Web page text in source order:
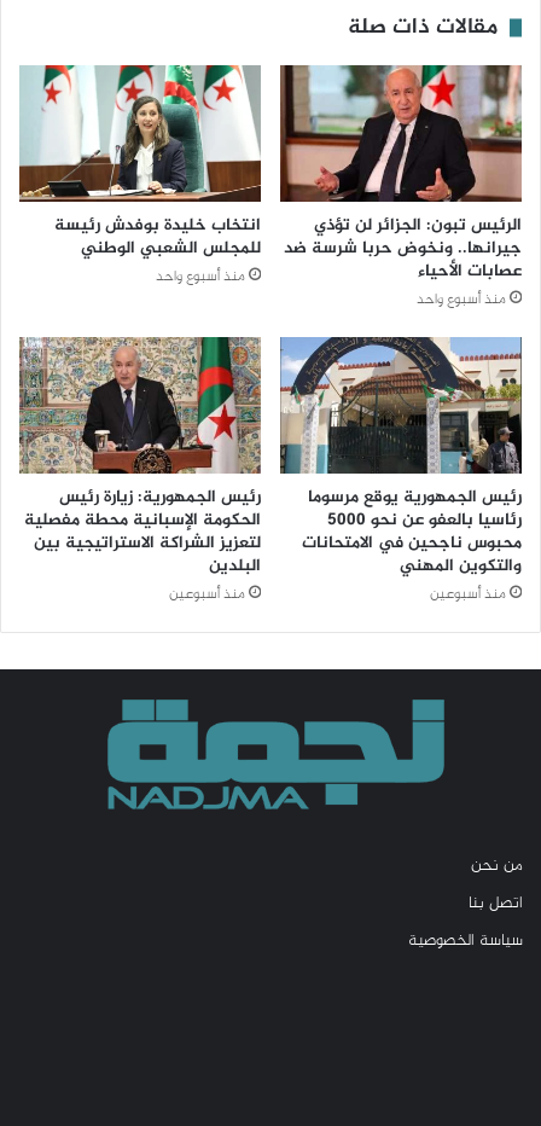
مقالات ذات صلة
الرئيس تبون: الجزائر لن تؤذي
جيرانها.. ونخوض حربا شرسة ضد
عصابات الأحياء
منذ أسبوع واحد
انتخاب خليدة بوفدش رئيسة
للمجلس الشعبي الوطني
منذ أسبوع واحد
رئيس الجمهورية يوقع مرسوما
رئاسيا بالعفو عن نحو 5000
محبوس ناجحين في الامتحانات
والتكوين المهني
منذ أسبوعين
رئيس الجمهورية: زيارة رئيس
الحكومة الإسبانية محطة مفصلية
لتعزيز الشراكة الاستراتيجية بين
البلدين
منذ أسبوعين
من نحن
اتصل بنا
سياسة الخصوصية